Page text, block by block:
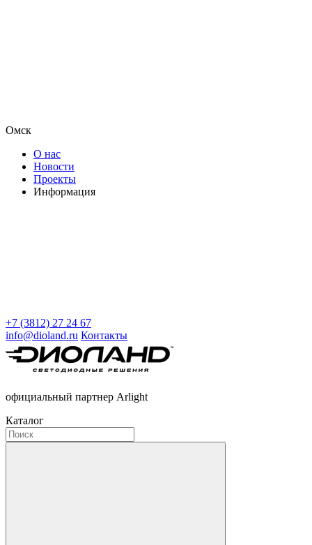
Омск
О нас
Новости
Проекты
Информация
+7 (3812) 27 24 67
info@dioland.ru Контакты
официальный партнер Arlight
Каталог